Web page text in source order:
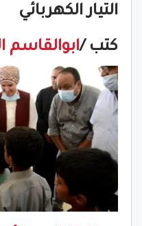
التيار الكهربائي
كتب /ابوالقاسم